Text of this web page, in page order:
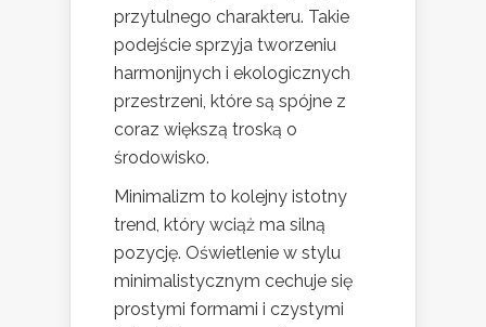
przytulnego charakteru. Takie
podejście sprzyja tworzeniu
harmonijnych i ekologicznych
przestrzeni, które są spójne z
coraz większą troską o
środowisko.
Minimalizm to kolejny istotny
trend, który wciąż ma silną
pozycję. Oświetlenie w stylu
minimalistycznym cechuje się
prostymi formami i czystymi